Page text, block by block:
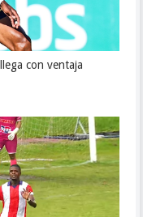
con ventaja